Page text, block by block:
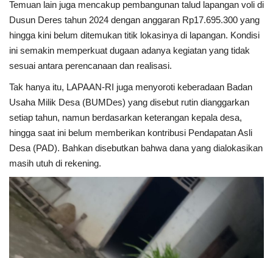
Temuan lain juga mencakup pembangunan talud lapangan voli di
Dusun Deres tahun 2024 dengan anggaran Rp17.695.300 yang
hingga kini belum ditemukan titik lokasinya di lapangan. Kondisi
ini semakin memperkuat dugaan adanya kegiatan yang tidak
sesuai antara perencanaan dan realisasi.
Tak hanya itu, LAPAAN-RI juga menyoroti keberadaan Badan
Usaha Milik Desa (BUMDes) yang disebut rutin dianggarkan
setiap tahun, namun berdasarkan keterangan kepala desa,
hingga saat ini belum memberikan kontribusi Pendapatan Asli
Desa (PAD). Bahkan disebutkan bahwa dana yang dialokasikan
masih utuh di rekening.